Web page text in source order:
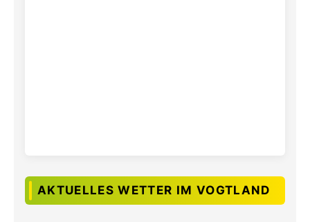
AKTUELLES WETTER IM VOGTLAND